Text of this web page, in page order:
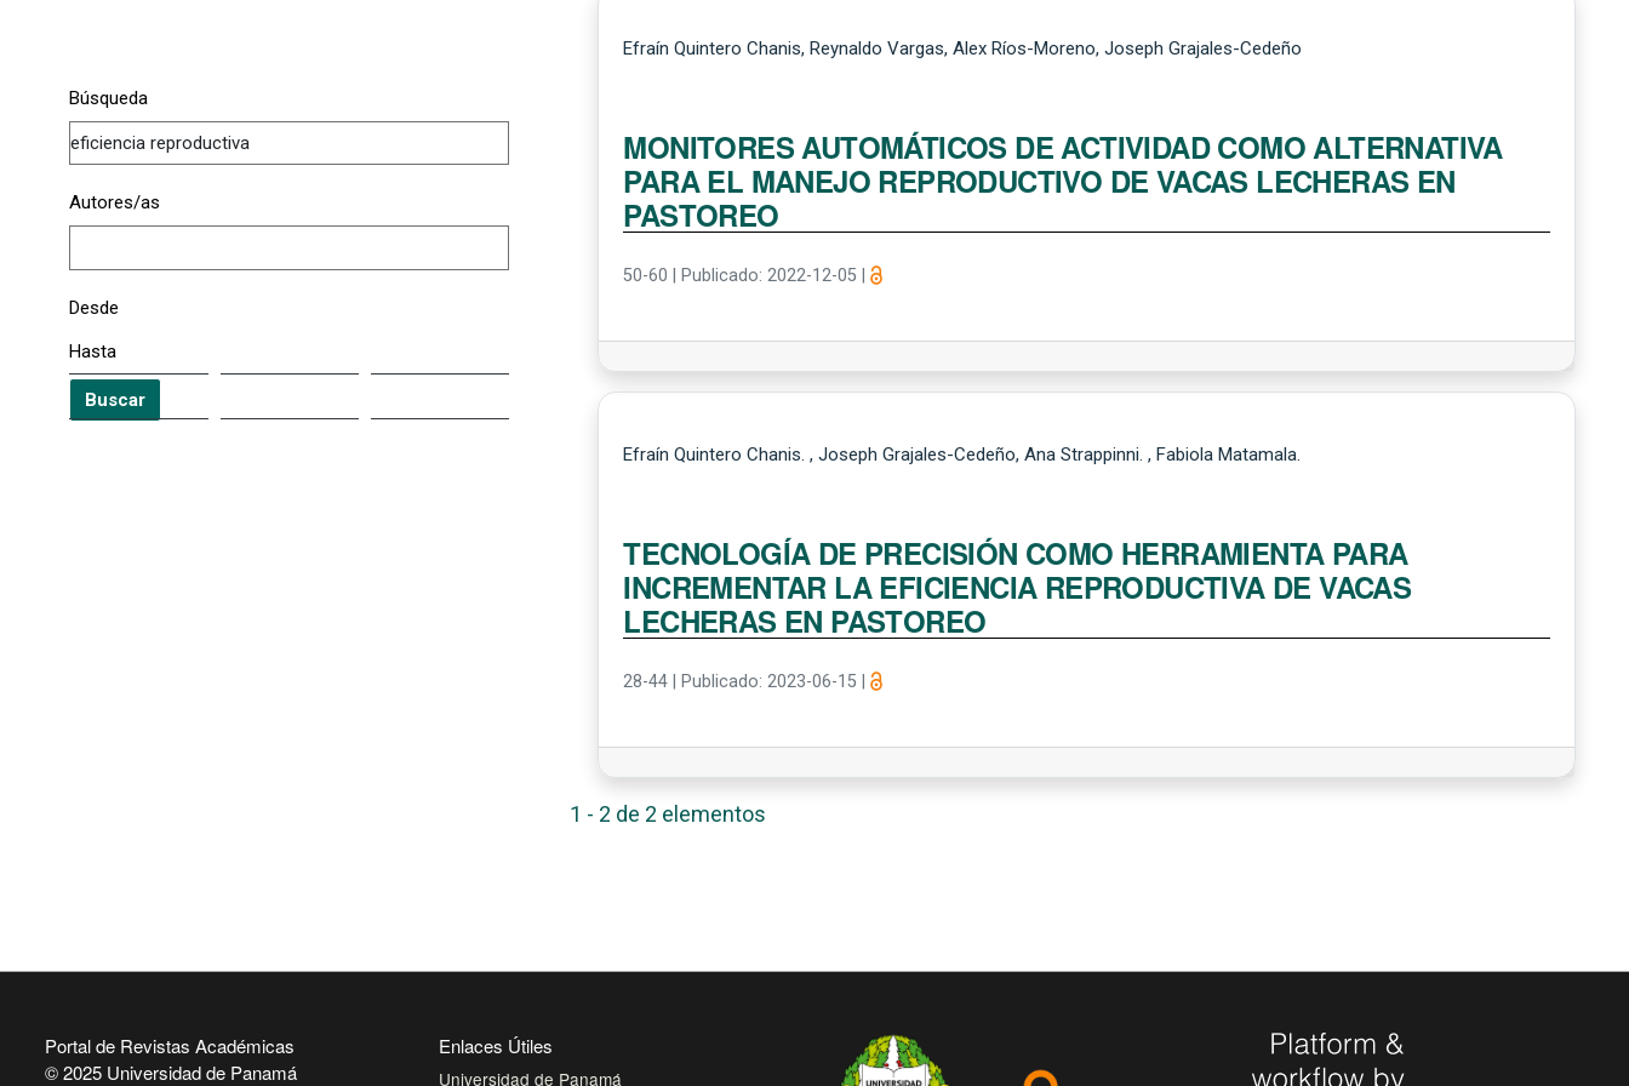
Búsqueda
Autores/as
Desde
Hasta
Buscar
Efraín Quintero Chanis, Reynaldo Vargas, Alex Ríos-Moreno, Joseph Grajales-Cedeño
MONITORES AUTOMÁTICOS DE ACTIVIDAD COMO ALTERNATIVA
PARA EL MANEJO REPRODUCTIVO DE VACAS LECHERAS EN
PASTOREO
50-60 Publicado: 2022-12-05 |
Efraín Quintero Chanis. , Joseph Grajales-Cedeño, Ana Strappinni. , Fabiola Matamala.
TECNOLOGÍA DE PRECISIÓN COMO HERRAMIENTA PARA
INCREMENTAR LA EFICIENCIA REPRODUCTIVA DE VACAS
LECHERAS EN PASTOREO
28-44 Publicado: 2023-06-15 |
1 - 2 de 2 elementos
Portal de Revistas Académicas
© 2025 Universidad de Panamá
Enlaces Útiles
Universidad de Panamá